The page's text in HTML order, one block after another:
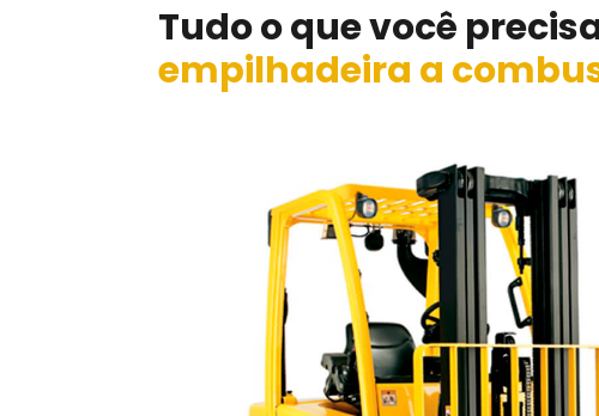
Tudo o que você
empilhadeira a